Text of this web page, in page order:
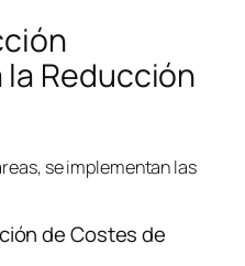
Reducción
se implementan las
de Costes de